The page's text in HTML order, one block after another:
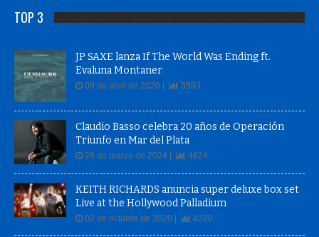
TOP 3
JP SAXE lanza If The World Was Ending ft.
Evaluna Montaner
08 de abril de 2020 | 5593
Claudio Basso celebra 20 años de Operación
Triunfo en Mar del Plata
26 de marzo de 2024 | 4624
KEITH RICHARDS anuncia super deluxe box set
Live at the Hollywood Palladium
02 de octubre de 2020 | 4320